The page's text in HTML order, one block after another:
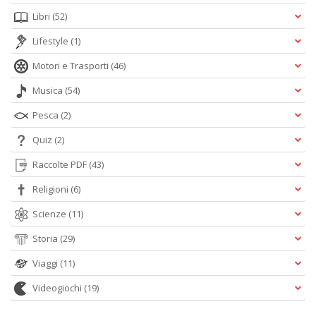
Libri (52)
Lifestyle (1)
Motori e Trasporti (46)
Musica (54)
Pesca (2)
Quiz (2)
Raccolte PDF (43)
Religioni (6)
Scienze (11)
Storia (29)
Viaggi (11)
Videogiochi (19)